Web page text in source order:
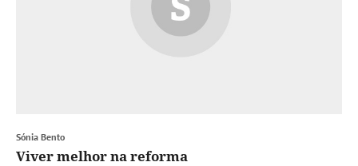
Sónia Bento
Viver melhor na reforma